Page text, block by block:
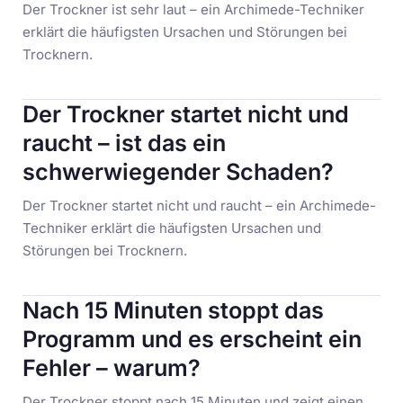
Der Trockner ist sehr laut – ein Archimede-Techniker
erklärt die häufigsten Ursachen und Störungen bei
Trocknern.
Der Trockner startet nicht und
raucht – ist das ein
schwerwiegender Schaden?
Der Trockner startet nicht und raucht – ein Archimede-
Techniker erklärt die häufigsten Ursachen und
Störungen bei Trocknern.
Nach 15 Minuten stoppt das
Programm und es erscheint ein
Fehler – warum?